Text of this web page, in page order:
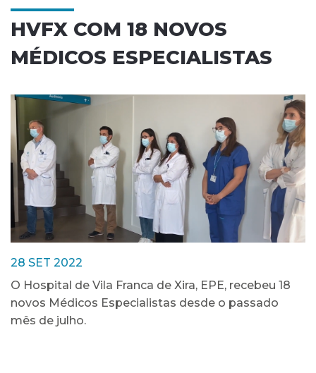
HVFX COM 18 NOVOS
MÉDICOS ESPECIALISTAS
28 SET 2022
O Hospital de Vila Franca de Xira, EPE, recebeu 18
novos Médicos Especialistas desde o passado
mês de julho.